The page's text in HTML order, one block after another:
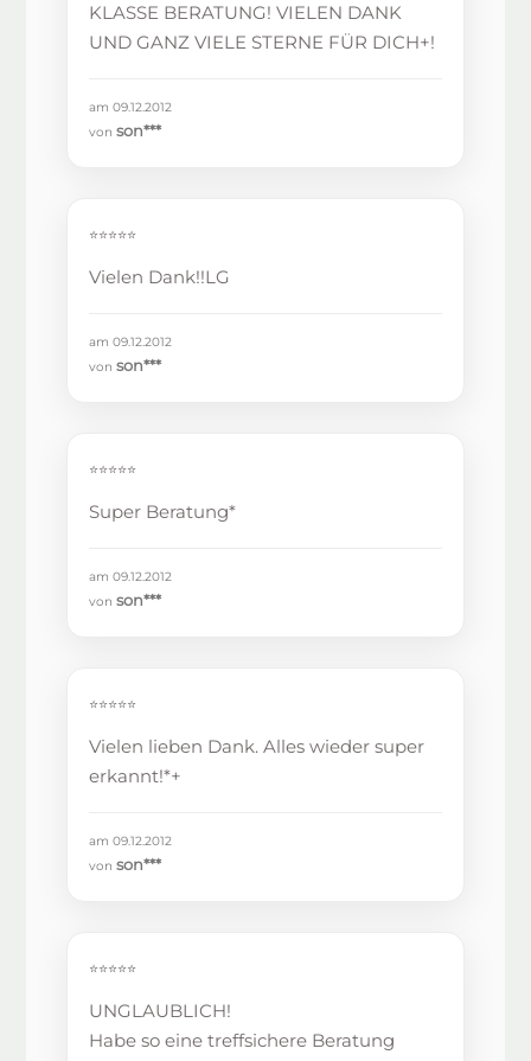
KLASSE BERATUNG! VIELEN DANK
UND GANZ VIELE STERNE FÜR DICH+!
am 09.12.2012
vonson***
⭐⭐⭐⭐⭐
Vielen Dank!!LG
am 09.12.2012
vonson***
⭐⭐⭐⭐⭐
Super Beratung*
am 09.12.2012
vonson***
⭐⭐⭐⭐⭐
Vielen lieben Dank. Alles wieder super
erkannt!*+
am 09.12.2012
vonson***
⭐⭐⭐⭐⭐
UNGLAUBLICH!
Habe so eine treffsichere Beratung